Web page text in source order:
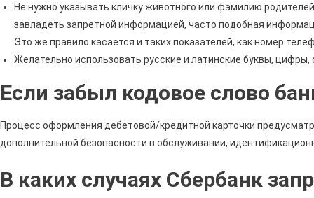
Не нужно указывать кличку животного или фамилию
завладеть запретной информацией, часто подобная
Это же правило касается и таких показателей, как номер
Желательно использовать русские и латинские буквы,
Если забыл кодовое слово
Процесс оформления дебетовой/кредитной карточки
дополнительной безопасности в обслуживании,
В каких случаях Сбербанк